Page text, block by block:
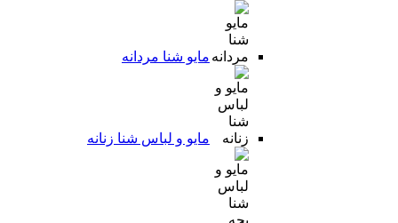
مایو شنا مردانه
مایو و لباس شنا زنانه